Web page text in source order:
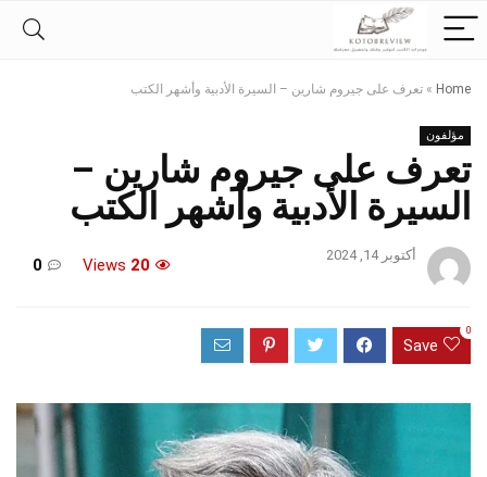
Home
» تعرف على جيروم شارين – السيرة الأدبية وأشهر الكتب
مؤلفون
تعرف على جيروم شارين –
السيرة الأدبية وأشهر الكتب
أكتوبر 14, 2024
20
0
Save
0